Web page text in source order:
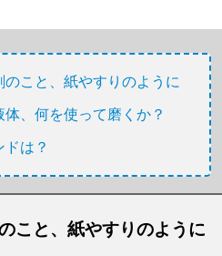
こと、紙やすりのように
、何を使って磨くか？
は？
こと、紙やすりのように